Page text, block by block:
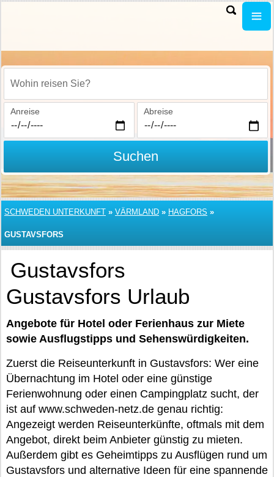
Wohin reisen Sie?
Anreise Abreise
Suchen
SCHWEDEN UNTERKUNFT » VÄRMLAND » HAGFORS »
GUSTAVSFORS
Gustavsfors
Gustavsfors Urlaub
Angebote für Hotel oder Ferienhaus zur Miete
sowie Ausflugstipps und Sehenswürdigkeiten.
Zuerst die Reiseunterkunft in Gustavsfors: Wer eine
Übernachtung im Hotel oder eine günstige
Ferienwohnung oder einen Campingplatz sucht, der
ist auf www.schweden-netz.de genau richtig:
Angezeigt werden Reiseunterkünfte, oftmals mit dem
Angebot, direkt beim Anbieter günstig zu mieten.
Außerdem gibt es Geheimtipps zu Ausflügen rund um
Gustavsfors und alternative Ideen für eine spannende